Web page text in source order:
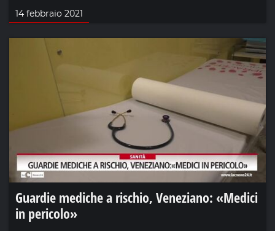
14 febbraio 2021
Guardie mediche a rischio, Veneziano: «Medici
in pericolo»